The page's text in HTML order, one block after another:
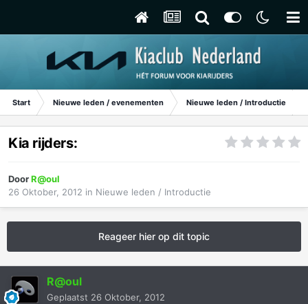
Start Nieuwe leden / evenementen Nieuwe leden / Introductie
Kia rijders:
DoorR@oul
26 Oktober, 2012 in Nieuwe leden / Introductie
Reageer hier op dit topic
R@oul
Geplaatst 26 Oktober, 2012